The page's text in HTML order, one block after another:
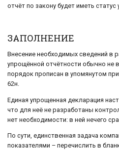
отчёт по закону будет иметь статус
ЗАПОЛНЕНИЕ
Внесение необходимых сведений в
упрощённой отчётности обычно не
порядок прописан в упомянутом
62н.
Единая упрощенная декларация
что для неё не разработаны
нет необходимости: в ней нечего
По сути, единственная задача
показателями – перечислить в